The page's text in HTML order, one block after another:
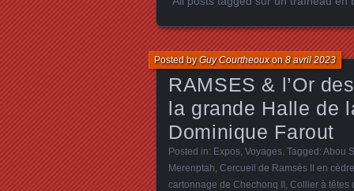
RAMSES & l’Or
la grande Halle de
Dominique Farout
Posted byGuy Courtheouxon8 avril 2023
Posted in: Expos Voyages . Tagged: Abou
Merenptah Cercueil de Ramsès II en cèdre
cartonnage de Chechonq II Collier à têtes